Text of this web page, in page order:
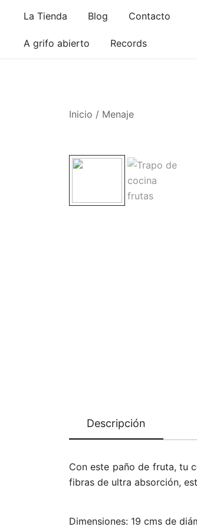
contenido
La Tienda Blog Contacto
A grifo abierto Records
Inicio / Menaje
Descripción
Con este paño de fruta, tu
fibras de ultra absorción,
Dimensiones: 19 cms de